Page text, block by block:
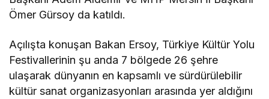
Ömer Gürsoy da katıldı.
Açılışta konuşan Bakan Ersoy, Türkiye Kültür Yolu
Festivallerinin şu anda 7 bölgede 26 şehre
ulaşarak dünyanın en kapsamlı ve sürdürülebilir
kültür sanat organizasyonları arasında yer aldığını